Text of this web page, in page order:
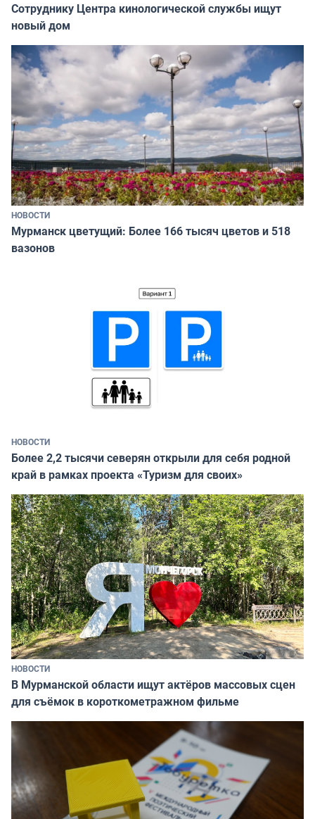
Сотруднику Центра кинологической службы ищут
новый дом
НОВОСТИ
Мурманск цветущий: Более 166 тысяч цветов и 518
вазонов
НОВОСТИ
Более 2,2 тысячи северян открыли для себя родной
край в рамках проекта «Туризм для своих»
НОВОСТИ
В Мурманской области ищут актёров массовых сцен
для съёмок в короткометражном фильме